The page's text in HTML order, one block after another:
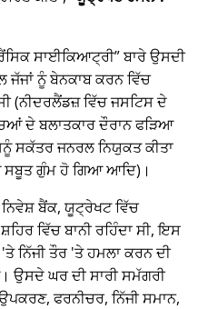
ਸਾਈਕਿਆਟ੍ਰੀ ਬਾਰੇ ਉਸਦੀ
ਜੱਜਾਂ ਨੂੰ ਬੇਨਕਾਬ ਕਰਨ ਵਿੱਚ
(ਨੀਦਰਲੈਂਡਜ਼ ਵਿੱਚ ਜਸਟਿਸ ਦੇ
ਦੇ ਬਲਾਤਕਾਰ ਦੌਰਾਨ ਫੜਿਆ
ਸਕੱਤਰ ਜਨਰਲ ਨਿਯੁਕਤ ਕੀਤਾ
ਸਬੂਤ ਗੁੰਮ ਹੋ ਗਿਆ ਆਦਿ)।
ਬੈਂਕ, ਯੂਟ੍ਰੇਖਟ ਵਿੱਚ
ਵਿੱਚ ਬਾਨੀ ਰਹਿੰਦਾ ਸੀ, ਇਸ
ਨਿੱਜੀ ਤੌਰ 'ਤੇ ਹਮਲਾ ਕਰਨ ਦੀ
ਉਸਦੇ ਘਰ ਦੀ ਸਾਰੀ ਸਮੱਗਰੀ
ਫਰਨੀਚਰ, ਨਿੱਜੀ ਸਮਾਨ,